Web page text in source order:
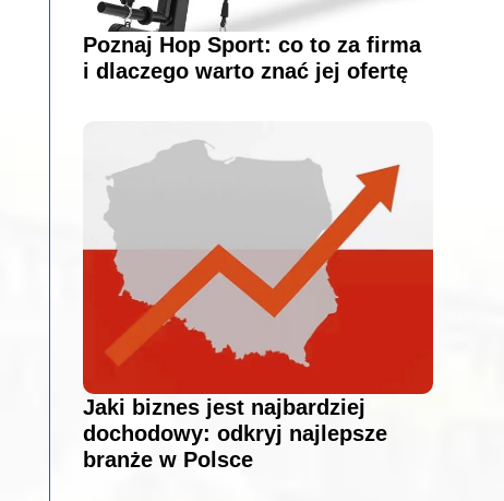
Poznaj Hop Sport: co to za firma
i dlaczego warto znać jej ofertę
Jaki biznes jest najbardziej
dochodowy: odkryj najlepsze
branże w Polsce